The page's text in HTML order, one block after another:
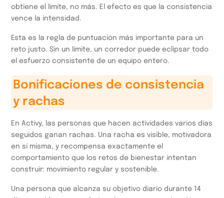
obtiene el límite, no más. El efecto es que la consistencia
vence la intensidad.
Esta es la regla de puntuación más importante para un
reto justo. Sin un límite, un corredor puede eclipsar todo
el esfuerzo consistente de un equipo entero.
Bonificaciones de consistencia
y rachas
En Activy, las personas que hacen actividades varios días
seguidos ganan rachas. Una racha es visible, motivadora
en sí misma, y recompensa exactamente el
comportamiento que los retos de bienestar intentan
construir: movimiento regular y sostenible.
Una persona que alcanza su objetivo diario durante 14